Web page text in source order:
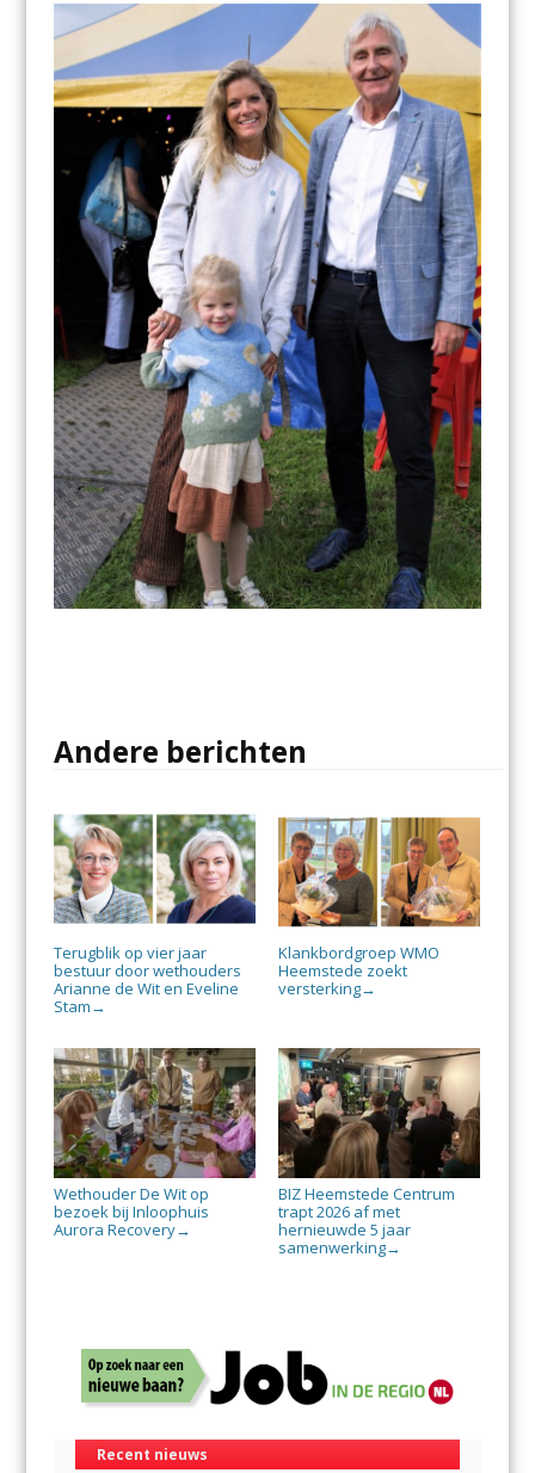
Andere berichten
Terugblik op vier jaar
bestuur door wethouders
Arianne de Wit en Eveline
Stam →
Klankbordgroep WMO
Heemstede zoekt
versterking→
Wethouder De Wit op
bezoek bij Inloophuis
Aurora Recovery→
BIZ Heemstede Centrum
trapt 2026 af met
hernieuwde 5 jaar
samenwerking→
Recent nieuws